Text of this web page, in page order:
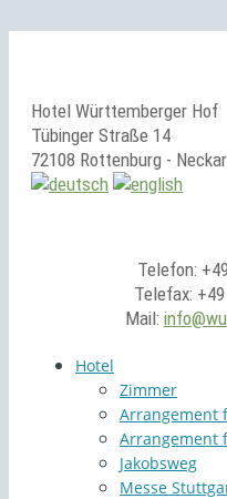
Hotel Württemberger Hof
Tübinger Straße 14
72108 Rottenburg - Neckar
Telefon:
Telefax:
Mail:
Hotel
Zimmer
Arrangement
Arrangement
Jakobsweg
Messe